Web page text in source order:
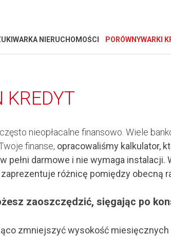
NIERUCHOMOŚCI PORÓWNYWARKI
KREDYT
nieopłacalne finansowo. Wiele
finanse, opracowaliśmy kalkulator,
pełni darmowe i nie wymaga
różnicę pomiędzy obecną
zaoszczędzić, sięgając po
zmniejszyć wysokość